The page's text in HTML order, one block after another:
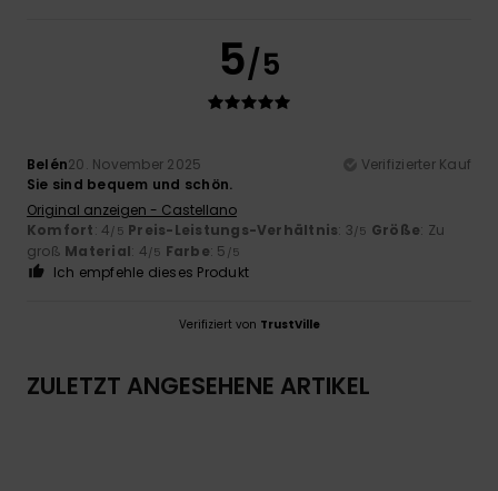
5/5
Belén20. November 2025
Verifizierter Kauf
Sie sind bequem und schön.
Original anzeigen - Castellano
Komfort: 4/5 Preis-Leistungs-Verhältnis: 3/5 Größe: Zu
groß Material: 4/5 Farbe: 5 /5
Ich empfehle dieses Produkt
Verifiziert von TrustVille
ZULETZT ANGESEHENE ARTIKEL